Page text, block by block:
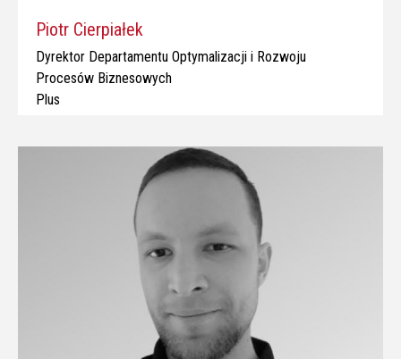
Piotr Cierpiałek
Dyrektor Departamentu Optymalizacji i Rozwoju
Procesów Biznesowych
Plus